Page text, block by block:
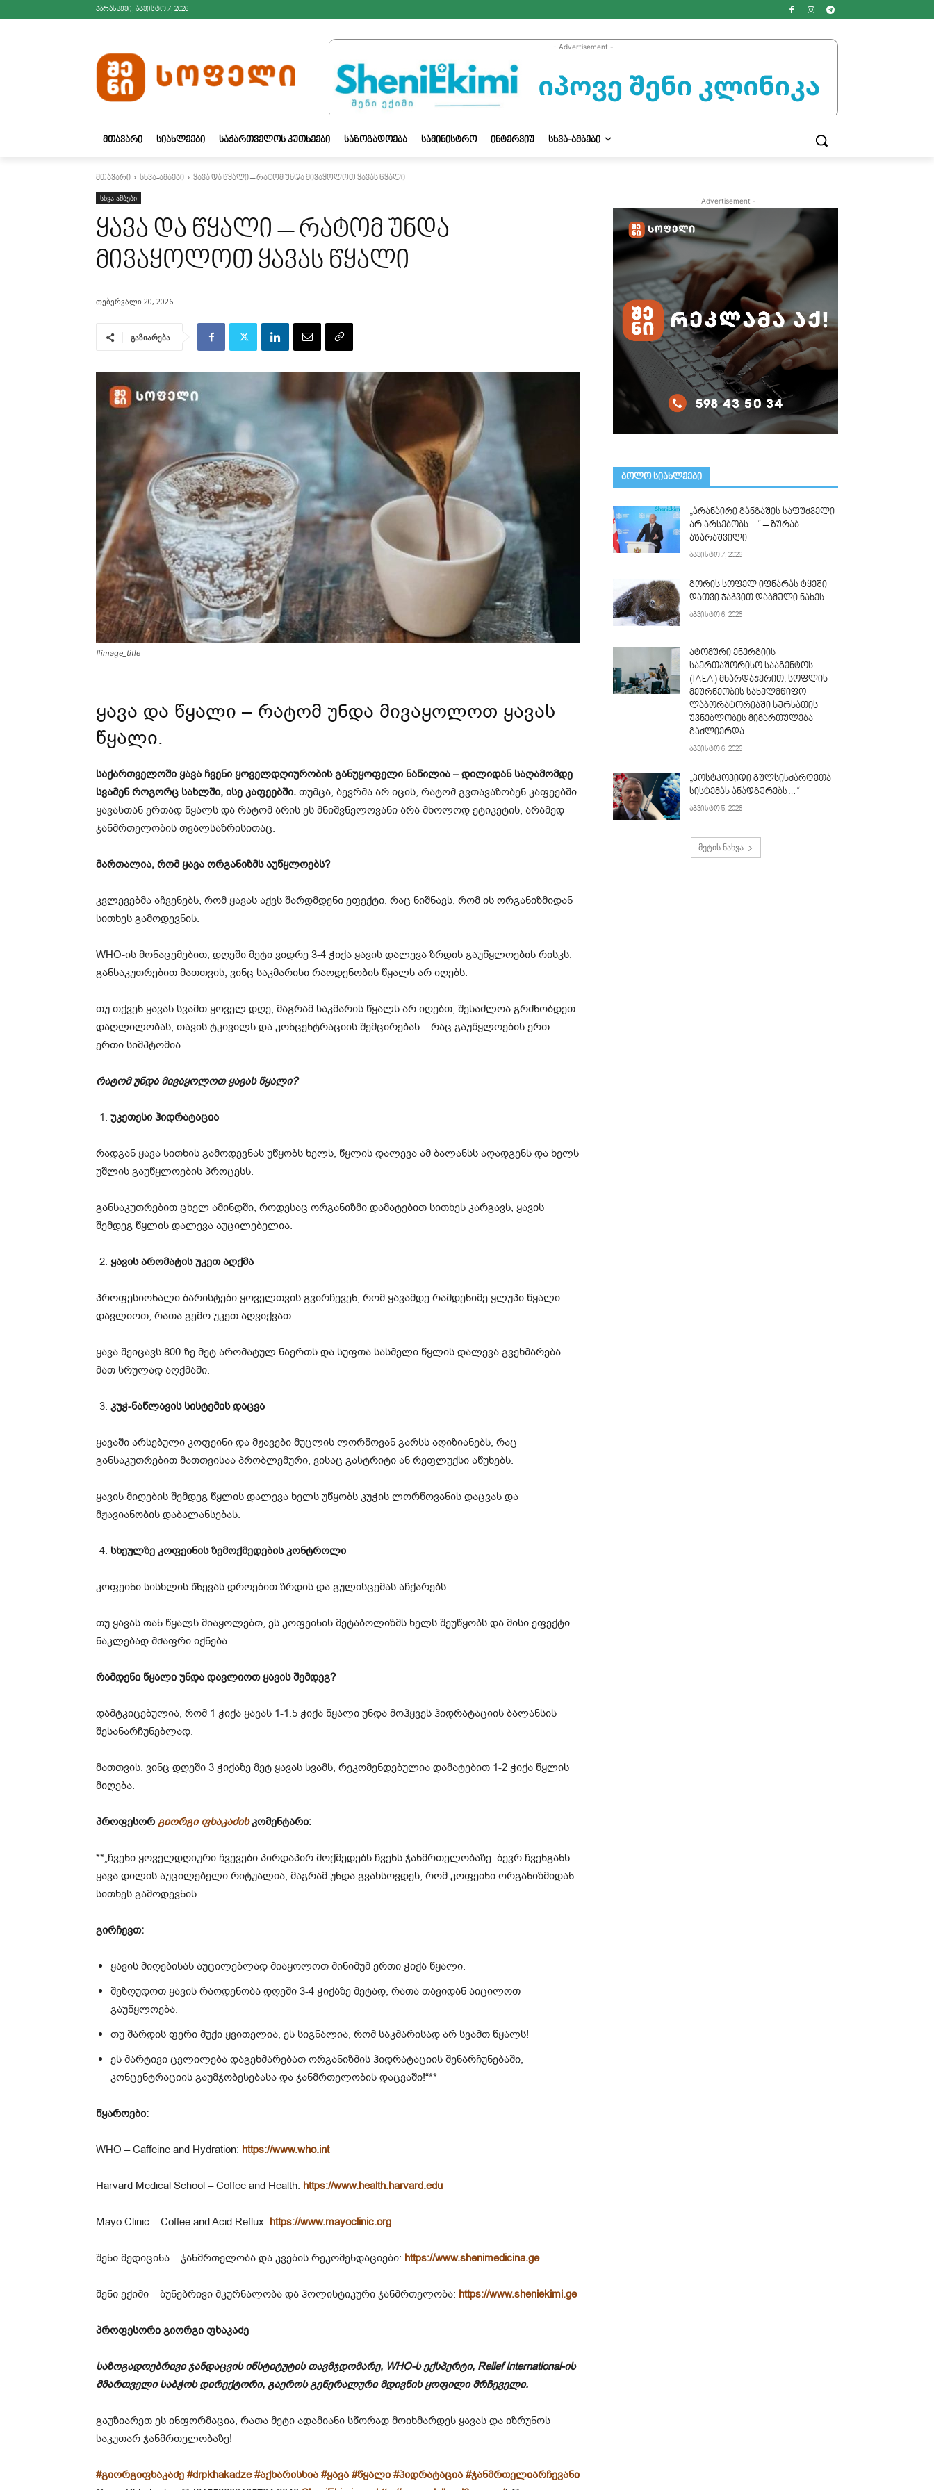
პარასკევი, აგვისტო 7, 2026
- Advertisement -
ᲛᲗᲐᲕᲐᲠᲘ ᲡᲘᲐᲮᲚᲔᲔᲑᲘ ᲡᲐᲥᲐᲠᲗᲕᲔᲚᲝᲡ ᲙᲣᲗᲮᲔᲔᲑᲘ ᲡᲐᲖᲝᲒᲐᲓᲝᲔᲑᲐ ᲡᲐᲛᲘᲜᲘᲡᲢᲠᲝ ᲘᲜᲢᲔᲠᲕᲘᲣ ᲡᲮᲕᲐ-ᲐᲛᲑᲔᲑᲘ
მთავარი სხვა-ამბები ყავა და წყალი – რატომ უნდა მივაყოლოთ ყავას წყალი
სხვა-ამბები
ყავა და წყალი – რატომ უნდა
მივაყოლოთ ყავას წყალი
თებერვალი 20, 2026
გაზიარება
#image_title
ყავა და წყალი – რატომ უნდა მივაყოლოთ ყავას
წყალი.
საქართველოში ყავა ჩვენი ყოველდღიურობის განუყოფელი ნაწილია – დილიდან საღამომდე
სვამენ როგორც სახლში, ისე კაფეებში. თუმცა, ბევრმა არ იცის, რატომ გვთავაზობენ კაფეებში
ყავასთან ერთად წყალს და რატომ არის ეს მნიშვნელოვანი არა მხოლოდ ეტიკეტის, არამედ
ჯანმრთელობის თვალსაზრისითაც.
მართალია, რომ ყავა ორგანიზმს აუწყლოებს?
კვლევებმა აჩვენებს, რომ ყავას აქვს შარდმდენი ეფექტი, რაც ნიშნავს, რომ ის ორგანიზმიდან
სითხეს გამოდევნის.
WHO-ის მონაცემებით, დღეში მეტი ვიდრე 3-4 ჭიქა ყავის დალევა ზრდის გაუწყლოების რისკს,
განსაკუთრებით მათთვის, ვინც საკმარისი რაოდენობის წყალს არ იღებს.
თუ თქვენ ყავას სვამთ ყოველ დღე, მაგრამ საკმარის წყალს არ იღებთ, შესაძლოა გრძნობდეთ
დაღლილობას, თავის ტკივილს და კონცენტრაციის შემცირებას – რაც გაუწყლოების ერთ-
ერთი სიმპტომია.
რატომ უნდა მივაყოლოთ ყავას წყალი?
უკეთესი ჰიდრატაცია
რადგან ყავა სითხის გამოდევნას უწყობს ხელს, წყლის დალევა ამ ბალანსს აღადგენს და ხელს
უშლის გაუწყლოების პროცესს.
განსაკუთრებით ცხელ ამინდში, როდესაც ორგანიზმი დამატებით სითხეს კარგავს, ყავის
შემდეგ წყლის დალევა აუცილებელია.
ყავის არომატის უკეთ აღქმა
პროფესიონალი ბარისტები ყოველთვის გვირჩევენ, რომ ყავამდე რამდენიმე ყლუპი წყალი
დავლიოთ, რათა გემო უკეთ აღვიქვათ.
ყავა შეიცავს 800-ზე მეტ არომატულ ნაერთს და სუფთა სასმელი წყლის დალევა გვეხმარება
მათ სრულად აღქმაში.
კუჭ-ნაწლავის სისტემის დაცვა
ყავაში არსებული კოფეინი და მჟავები მუცლის ლორწოვან გარსს აღიზიანებს, რაც
განსაკუთრებით მათთვისაა პრობლემური, ვისაც გასტრიტი ან რეფლუქსი აწუხებს.
ყავის მიღების შემდეგ წყლის დალევა ხელს უწყობს კუჭის ლორწოვანის დაცვას და
მჟავიანობის დაბალანსებას.
სხეულზე კოფეინის ზემოქმედების კონტროლი
კოფეინი სისხლის წნევას დროებით ზრდის და გულისცემას აჩქარებს.
თუ ყავას თან წყალს მიაყოლებთ, ეს კოფეინის მეტაბოლიზმს ხელს შეუწყობს და მისი ეფექტი
ნაკლებად მძაფრი იქნება.
რამდენი წყალი უნდა დავლიოთ ყავის შემდეგ?
დამტკიცებულია, რომ 1 ჭიქა ყავას 1-1.5 ჭიქა წყალი უნდა მოჰყვეს ჰიდრატაციის ბალანსის
შესანარჩუნებლად.
მათთვის, ვინც დღეში 3 ჭიქაზე მეტ ყავას სვამს, რეკომენდებულია დამატებით 1-2 ჭიქა წყლის
მიღება.
პროფესორგიორგი ფხაკაძისკომენტარი:
**„ჩვენი ყოველდღიური ჩვევები პირდაპირ მოქმედებს ჩვენს ჯანმრთელობაზე. ბევრ ჩვენგანს
ყავა დილის აუცილებელი რიტუალია, მაგრამ უნდა გვახსოვდეს, რომ კოფეინი ორგანიზმიდან
სითხეს გამოდევნის.
გირჩევთ:
ყავის მიღებისას აუცილებლად მიაყოლოთ მინიმუმ ერთი ჭიქა წყალი.
შეზღუდოთ ყავის რაოდენობა დღეში 3-4 ჭიქაზე მეტად, რათა თავიდან აიცილოთ
გაუწყლოება.
თუ შარდის ფერი მუქი ყვითელია, ეს სიგნალია, რომ საკმარისად არ სვამთ წყალს!
ეს მარტივი ცვლილება დაგეხმარებათ ორგანიზმის ჰიდრატაციის შენარჩუნებაში,
კონცენტრაციის გაუმჯობესებასა და ჯანმრთელობის დაცვაში!“**
წყაროები:
WHO – Caffeine and Hydration: https://www.who.int
Harvard Medical School – Coffee and Health: https://www.health.harvard.edu
Mayo Clinic – Coffee and Acid Reflux: https://www.mayoclinic.org
შენი მედიცინა – ჯანმრთელობა და კვების რეკომენდაციები: https://www.shenimedicina.ge
შენი ექიმი – ბუნებრივი მკურნალობა და ჰოლისტიკური ჯანმრთელობა: https://www.sheniekimi.ge
პროფესორი გიორგი ფხაკაძე
საზოგადოებრივი ჯანდაცვის ინსტიტუტის თავმჯდომარე, WHO-ს ექსპერტი, Relief International-ის
მმართველი საბჭოს დირექტორი, გაეროს გენერალური მდივნის ყოფილი მრჩეველი.
გაუზიარეთ ეს ინფორმაცია, რათა მეტი ადამიანი სწორად მოიხმარდეს ყავას და იზრუნოს
საკუთარ ჯანმრთელობაზე!
#გიორგიფხაკაძე #drpkhakadze #აქხარისხია #ყავა #წყალი #ჰიდრატაცია #ჯანმრთელიარჩევანი
- Advertisement -
ᲑᲝᲚᲝ ᲡᲘᲐᲮᲚᲔᲔᲑᲘ
„არანაირი განგაშის საფუძველი
არ არსებობს…“ – ზურაბ
აზარაშვილი
აგვისტო 7, 2026
გორის სოფელ იფნარას ტყეში
დათვი ჯაჭვით დაბმული ნახეს
აგვისტო 6, 2026
ატომური ენერგიის
საერთაშორისო სააგენტოს
(IAEA) მხარდაჭერით, სოფლის
მეურნეობის სახელმწიფო
ლაბორატორიაში სურსათის
უვნებლობის მიმართულება
გაძლიერდა
აგვისტო 6, 2026
„პოსტკოვიდი გულსისძარღვთა
სისტემას ანადგურებს…“
აგვისტო 5, 2026
მეტის ნახვა